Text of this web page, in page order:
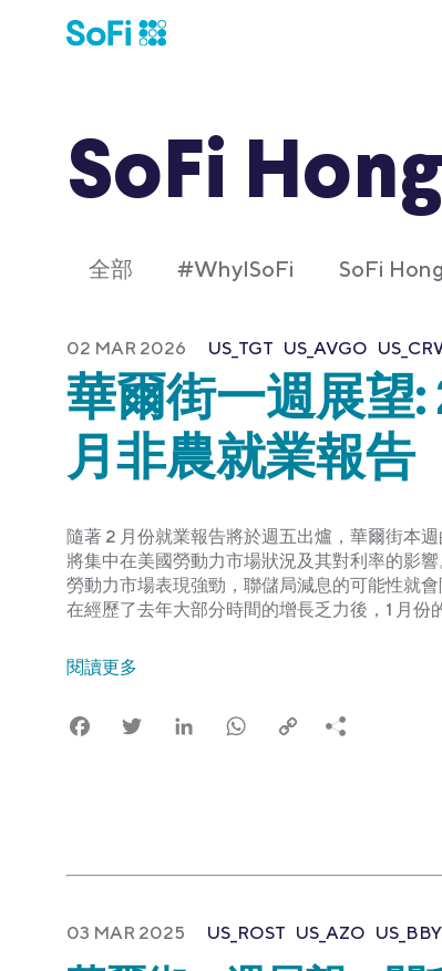
SoFi
全部 #WhyISoFi SoFi
02 MAR 2026 US_TGT US_AVGO
華爾街一週展望:
月非農就業報告
隨著 2 月份就業報告將於週五出爐，華爾街本
將集中在美國勞動力市場狀況及其對利率的影響
勞動力市場表現強勁，聯儲局減息的可能性就會
在經歷了去年大部分時間的增長乏力後，1 月份
閱讀更多
FacebookTwitter LinkedIn WhatsApp
Copy
03 MAR 2025 US_ROST US_AZO US_BBY